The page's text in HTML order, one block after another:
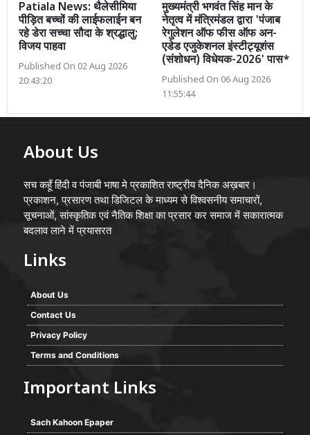
Patiala News: थैलेसीमिया
पीड़ित बच्चों की लाईफलाईन बन
रहे डेरा सच्चा सौदा के श्रद्धालु:
विजय पाहवा
Published On 02 Aug 2026
20:43:20
मुख्यमंत्री भगवंत सिंह मान के
नेतृत्व में मंत्रिमंडल द्वारा 'पंजाब
रेगुलेशन ऑफ फीस ऑफ अन-
एडेड एजुकेशनल इंस्टीट्यूशंस
(संशोधन) विधेयक-2026' पास*
Published On 06 Aug 2026
11:55:44
About Us
सच कहूँ हिंदी व पंजाबी भाषा मे प्रकाशित राष्ट्रीय दैनिक अख़बार।
प्रकाशन, प्रसारण तथा डिजिटल के माध्यम से विश्वसनीय समाचारों,
सूचनाओं, सांस्कृतिक एवं नैतिक शिक्षा का प्रसार कर समाज में सकारात्मक
बदलाव लाने में प्रयासरत
Links
About Us
Contact Us
Privacy Policy
Terms and Conditions
Important Links
Sach Kahoon Epaper